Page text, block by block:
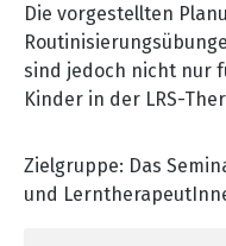
Die vorgestellten
sind jedoch nicht nur
Kinder in der LRS-
Zielgruppe: Das
und